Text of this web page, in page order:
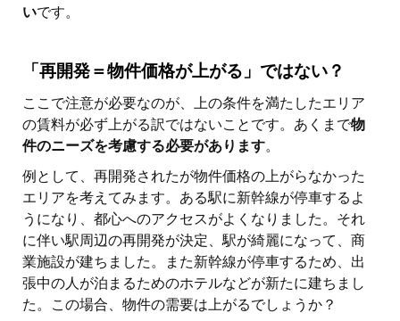
いです。
「再開発＝物件価格が上がる」ではない？
ここで注意が必要なのが、上の条件を満たしたエリア
の賃料が必ず上がる訳ではないことです。あくまで物
件のニーズを考慮する必要があります。
例として、再開発されたが物件価格の上がらなかった
エリアを考えてみます。ある駅に新幹線が停車するよ
うになり、都心へのアクセスがよくなりました。それ
に伴い駅周辺の再開発が決定、駅が綺麗になって、商
業施設が建ちました。また新幹線が停車するため、出
張中の人が泊まるためのホテルなどが新たに建ちまし
た。この場合、物件の需要は上がるでしょうか？